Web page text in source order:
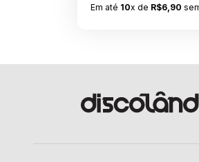
Em até 10x de R$6,90